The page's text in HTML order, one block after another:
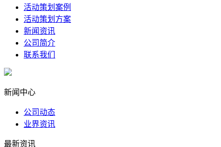
活动策划案例
活动策划方案
新闻资讯
公司简介
联系我们
新闻中心
公司动态
业界资讯
最新资讯